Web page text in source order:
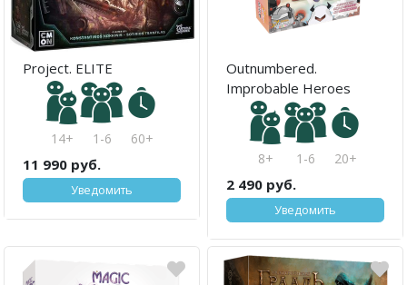
Project. ELITE
14+ 1-6 60+
11 990 руб.
Уведомить
Outnumbered.
Improbable Heroes
8+ 1-6 20+
2 490 руб.
Уведомить